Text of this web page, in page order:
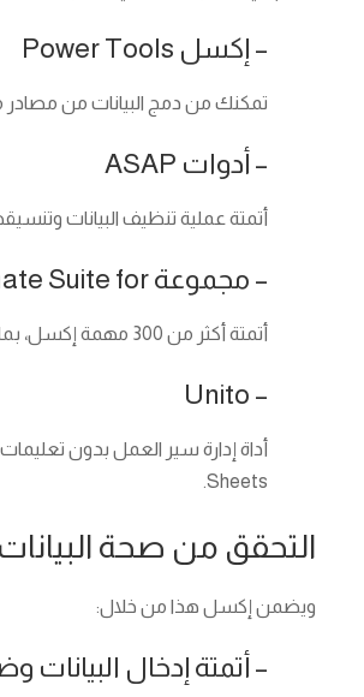
– إكسل Power Tools
تمكنك من دمج البيانات من مصادر
– أدوات ASAP
أتمتة عملية تنظيف البيانات
– مجموعة AbleBits Ultimate Suite for إكسل
أتمتة أكثر من 300 مهمة إكسل، بما في ذلك دمج الجداول وإزالة
– Unito
Sheets.
التحقق من صحة البيانات
ويضمن إكسل هذا من خلال:
– أتمتة إدخال البيانات